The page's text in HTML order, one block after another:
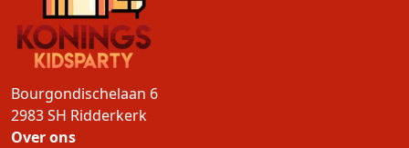
Bourgondischelaan 6
2983 SH Ridderkerk
Over ons